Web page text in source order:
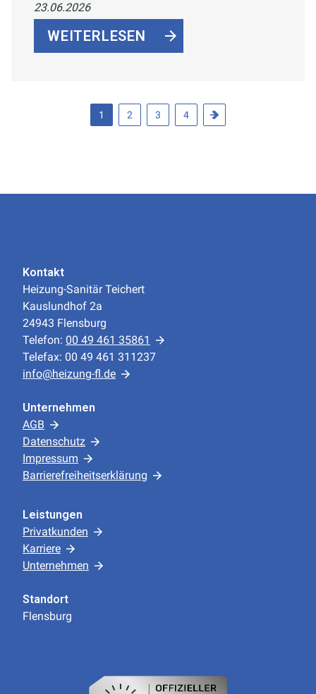
Lüftungsverhalten und Effizienzklassen
einfach erklärt.
23.06.2026
WEITERLESEN
1 2 3 4
Kontakt
Heizung-Sanitär Teichert
Kauslundhof 2a
24943 Flensburg
Telefon: 00 49 461 35861
Telefax: 00 49 461 311237
info@heizung-fl.de
Unternehmen
AGB
Datenschutz
Impressum
Barrierefreiheitserklärung
Leistungen
Privatkunden
Karriere
Unternehmen
Standort
Flensburg